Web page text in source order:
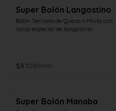
Super Bolón Langostino
Bolón Serrano de Queso o Mixto con
salsa especial de langostino
$8.10$9.00
Super Bolón Manaba